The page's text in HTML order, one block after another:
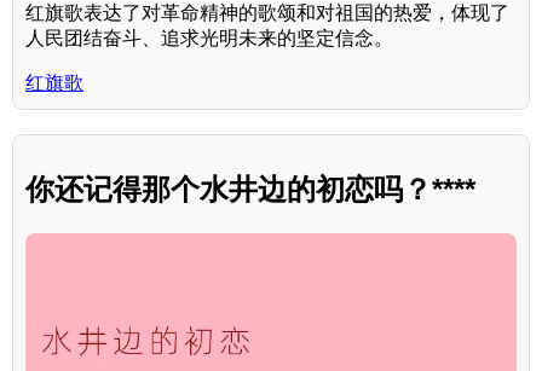
红旗歌表达了对革命精神的歌颂和对祖国的热爱，体现了
人民团结奋斗、追求光明未来的坚定信念。
红旗歌
你还记得那个水井边的初恋吗？****